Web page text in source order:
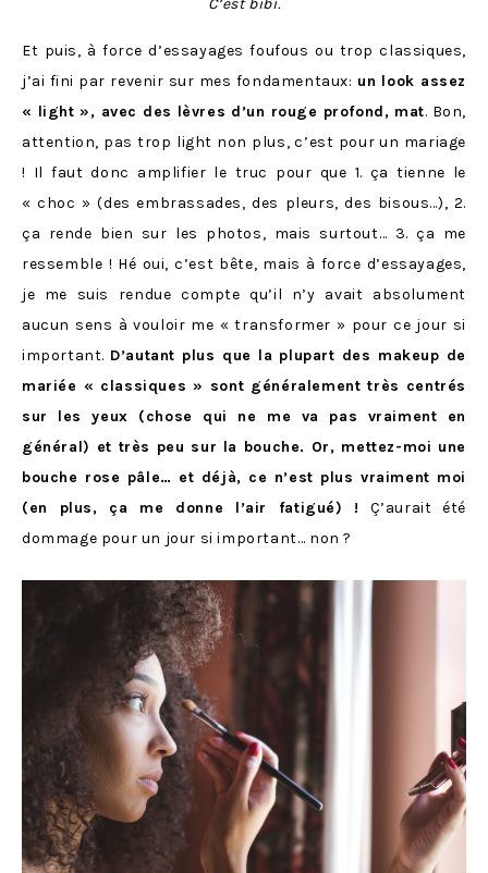
Et puis, à force d’essayages foufous ou trop classiques,
j’ai fini par revenir sur mes fondamentaux: un look assez
« light », avec des lèvres d’un rouge profond, mat. Bon,
attention, pas trop light non plus, c’est pour un mariage
! Il faut donc amplifier le truc pour que 1. ça tienne le
« choc » (des embrassades, des pleurs, des bisous…), 2.
ça rende bien sur les photos, mais surtout… 3. ça me
ressemble ! Hé oui, c’est bête, mais à force d’essayages,
je me suis rendue compte qu’il n’y avait absolument
aucun sens à vouloir me « transformer » pour ce jour si
important. D’autant plus que la plupart des makeup de
mariée « classiques » sont généralement très centrés
sur les yeux (chose qui ne me va pas vraiment en
général) et très peu sur la bouche. Or, mettez-moi une
bouche rose pâle… et déjà, ce n’est plus vraiment moi
(en plus, ça me donne l’air fatigué) !
Ç’aurait été
dommage pour un jour si important… non ?